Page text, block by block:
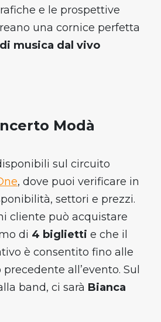
e le prospettive
una cornice perfetta
musica dal vivo
Modà
sul circuito
, dove puoi verificare in
settori e prezzi.
cliente può acquistare
di 4 biglietti e che il
è consentito fino alle
all’evento. Sul
band, ci sarà Bianca